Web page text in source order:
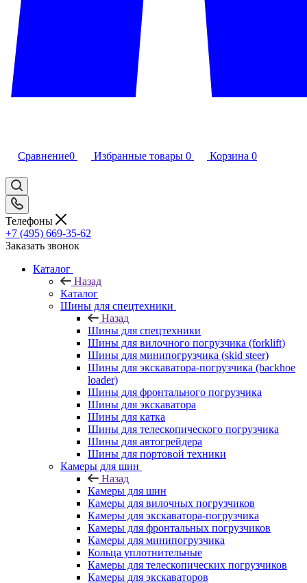
Сравнение0 Избранные товары 0 Корзина 0
Телефоны
+7 (495) 669-35-62
Заказать звонок
Каталог
Назад
Каталог
Шины для спецтехники
Назад
Шины для спецтехники
Шины для вилочного погрузчика (forklift)
Шины для минипогрузчика (skid steer)
Шины для экскаватора-погрузчика (backhoe
loader)
Шины для фронтального погрузчика
Шины для экскаватора
Шины для катка
Шины для телескопического погрузчика
Шины для автогрейдера
Шины для портовой техники
Камеры для шин
Назад
Камеры для шин
Камеры для вилочных погрузчиков
Камеры для экскаватора-погрузчика
Камеры для фронтальных погрузчиков
Камеры для минипогрузчика
Кольца уплотнительные
Камеры для телескопических погрузчиков
Камеры для экскаваторов